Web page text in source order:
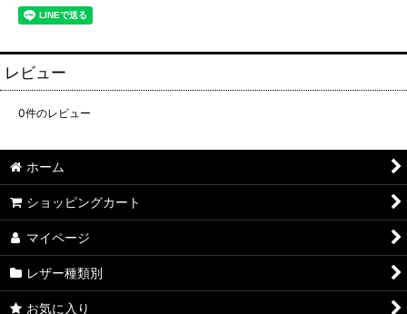
レビュー
0件のレビュー
ホーム
ショッピングカート
マイページ
レザー種類別
お気に入り